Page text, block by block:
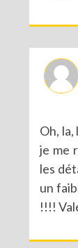
Oh,
je me
les
un
!!!!